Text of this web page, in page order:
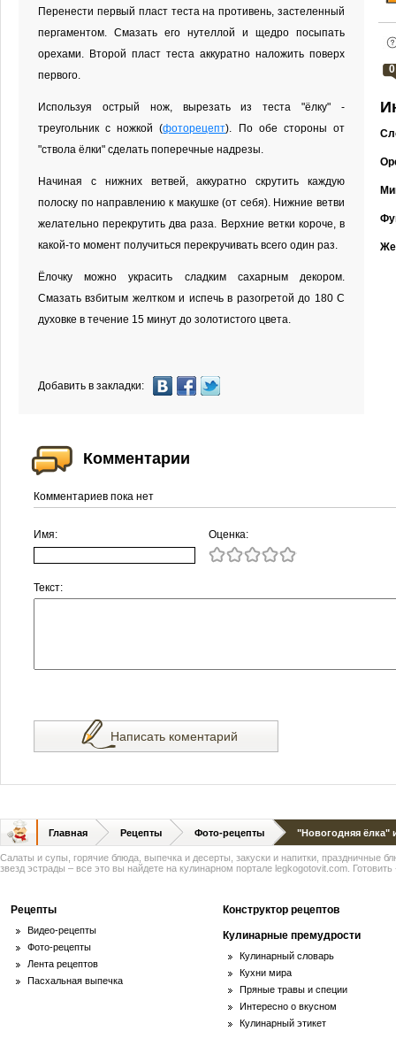
Перенести первый пласт теста на противень, застеленный
пергаментом. Смазать его нутеллой и щедро посыпать
орехами. Второй пласт теста аккуратно наложить поверх
первого.
Используя острый нож, вырезать из теста "ёлку" -
треугольник с ножкой (фоторецепт). По обе стороны от
"ствола ёлки" сделать поперечные надрезы.
Начиная с нижних ветвей, аккуратно скрутить каждую
полоску по направлению к макушке (от себя). Нижние ветви
желательно перекрутить два раза. Верхние ветки короче, в
какой-то момент получиться перекручивать всего один раз.
Ёлочку можно украсить сладким сахарным декором.
Смазать взбитым желтком и испечь в разогретой до 180 С
духовке в течение 15 минут до золотистого цвета.
Добавить в закладки:
0
Комментарии
Комментариев пока нет
Имя: Оценка:
Текст:
Написать коментарий
Главная Рецепты Фото-рецепты "Новогодняя ёлка"
Салаты и супы, горячие блюда, выпечка и десерты, закуски и напитки, праздничные
звезд эстрады – все это вы найдете на кулинарном портале legkogotovit.com. Готовить
Рецепты
Видео-рецепты
Фото-рецепты
Лента рецептов
Пасхальная выпечка
Конструктор рецептов
Кулинарные премудрости
Кулинарный словарь
Кухни мира
Пряные травы и специи
Интересно о вкусном
Кулинарный этикет